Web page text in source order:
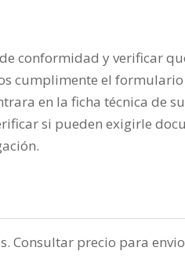
conformidad y verificar
cumplimente el formulario
en la ficha técnica de
si pueden exigirle
Consultar precio para